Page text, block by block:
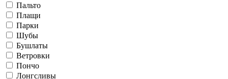
Пальто
Плащи
Парки
Шубы
Бушлаты
Ветровки
Пончо
Лонгсливы